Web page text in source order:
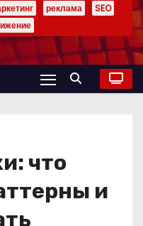
реклама
SEO
что
и